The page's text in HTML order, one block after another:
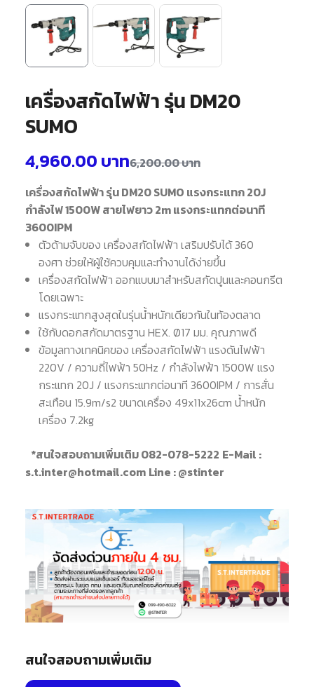
เครื่องสกัดไฟฟ้า รุ่น DM20
SUMO
6,200.00บาท
4,960.00 บาท
เครื่องสกัดไฟฟ้า รุ่น DM20 SUMO แรงกระแทก 20J
กำลังไฟ 1500W สายไฟยาว 2m แรงกระแทกต่อนาที
3600IPM
ตัวด้ามจับของ เครื่องสกัดไฟฟ้า เสริมปรับได้ 360
องศา ช่วยให้ผู้ใช้ควบคุมและทำงานได้ง่ายขึ้น
เครื่องสกัดไฟฟ้า ออกแบบมาสำหรับสกัดปูนและคอนกรีต
โดยเฉพาะ
แรงกระแทกสูงสุดในรุ่นน้ำหนักเดียวกันในท้องตลาด
ใช้กับดอกสกัดมาตรฐาน HEX. Ø17 มม. คุณภาพดี
ข้อมูลทางเทคนิคของ เครื่องสกัดไฟฟ้า แรงดันไฟฟ้า
220V / ความถี่ไฟฟ้า 50Hz / กำลังไฟฟ้า 1500W แรง
กระแทก 20J / แรงกระแทกต่อนาที 3600IPM / การสั่น
สะเทือน 15.9m/s2 ขนาดเครื่อง 49x11x26cm น้ำหนัก
เครื่อง 7.2kg
*สนใจสอบถามเพิ่มเติม 082-078-5222 E-Mail :
s.t.inter@hotmail.com Line : @stinter
สนใจสอบถามเพิ่มเติม